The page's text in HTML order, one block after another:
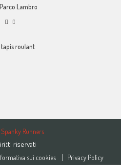
Lambro
0
tapis roulant
Spanky Runners
riservati
sui cookies Privacy Policy